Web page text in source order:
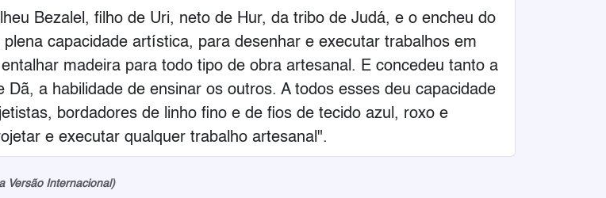
Bezalel, filho de Uri, neto de Hur, da tribo de Judá, e o encheu do
capacidade artística, para desenhar e executar trabalhos em
madeira para todo tipo de obra artesanal. E concedeu tanto a
a habilidade de ensinar os outros. A todos esses deu capacidade
bordadores de linho fino e de fios de tecido azul, roxo e
e executar qualquer trabalho artesanal".
Versão Internacional)